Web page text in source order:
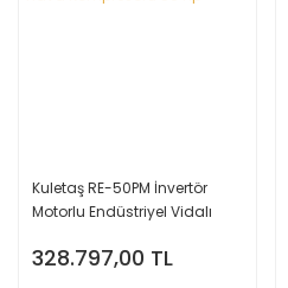
Kuletaş RE-50PM İnvertör
Motorlu Endüstriyel Vidalı
328.797,00 TL